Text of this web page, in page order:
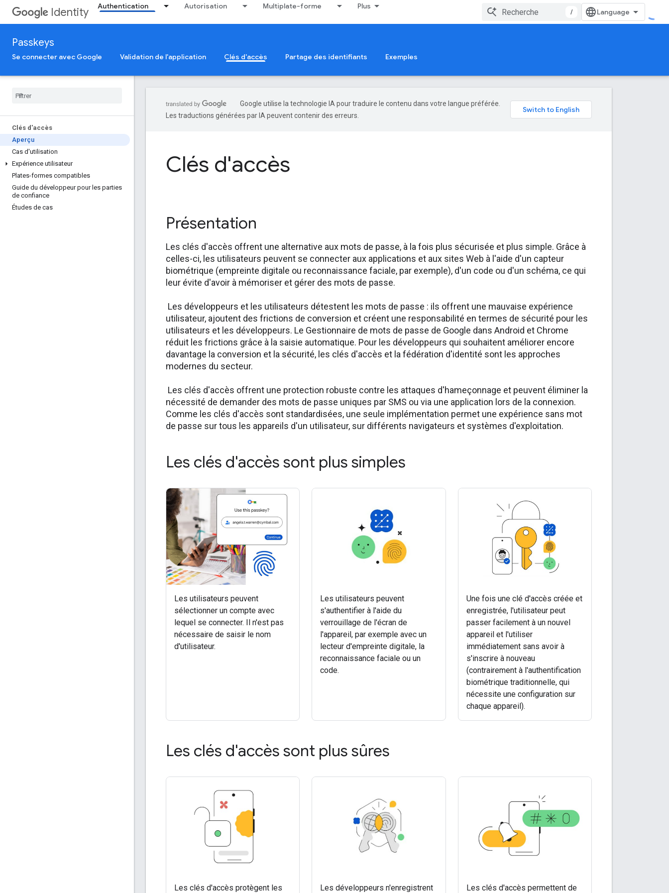
Identity Authentication Autorisation Multiplate-forme Plus
/
Passkeys
Se connecter avec Google Validation de l'application Clés d'accès Partage des identifiants Exemples
Clés d'accès
Aperçu
Cas d'utilisation
Expérience utilisateur
Plates-formes compatibles
Guide du développeur pour les parties
de confiance
Études de cas
Google utilise la technologie IA pour traduire le contenu dans votre langue préférée.
Les traductions générées par IA peuvent contenir des erreurs.
Clés d'accès
Présentation
Les clés d'accès offrent une alternative aux mots de passe, à la fois plus sécurisée et plus simple. Grâce à
celles-ci, les utilisateurs peuvent se connecter aux applications et aux sites Web à l'aide d'un capteur
biométrique (empreinte digitale ou reconnaissance faciale, par exemple), d'un code ou d'un schéma, ce qui
leur évite d'avoir à mémoriser et gérer des mots de passe.
Les développeurs et les utilisateurs détestent les mots de passe : ils offrent une mauvaise expérience
utilisateur, ajoutent des frictions de conversion et créent une responsabilité en termes de sécurité pour les
utilisateurs et les développeurs. Le Gestionnaire de mots de passe de Google dans Android et Chrome
réduit les frictions grâce à la saisie automatique. Pour les développeurs qui souhaitent améliorer encore
davantage la conversion et la sécurité, les clés d'accès et la fédération d'identité sont les approches
modernes du secteur.
Les clés d'accès offrent une protection robuste contre les attaques d'hameçonnage et peuvent éliminer la
nécessité de demander des mots de passe uniques par SMS ou via une application lors de la connexion.
Comme les clés d'accès sont standardisées, une seule implémentation permet une expérience sans mot
de passe sur tous les appareils d'un utilisateur, sur différents navigateurs et systèmes d'exploitation.
Les clés d'accès sont plus simples
Les utilisateurs peuvent
sélectionner un compte avec
lequel se connecter. Il n'est pas
nécessaire de saisir le nom
d'utilisateur.
Les utilisateurs peuvent
s'authentifier à l'aide du
verrouillage de l'écran de
l'appareil, par exemple avec un
lecteur d'empreinte digitale, la
reconnaissance faciale ou un
code.
Une fois une clé d'accès créée et
enregistrée, l'utilisateur peut
passer facilement à un nouvel
appareil et l'utiliser
immédiatement sans avoir à
s'inscrire à nouveau
(contrairement à l'authentification
biométrique traditionnelle, qui
nécessite une configuration sur
chaque appareil).
Les clés d'accès sont plus sûres
Les clés d'accès protègent les
Les développeurs n'enregistrent
Les clés d'accès permettent de